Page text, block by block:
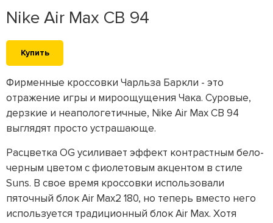
Nike Air Max CB 94
Купить
Фирменные кроссовки Чарльза Баркли - это
отражение игры и мироощущения Чака. Суровые,
дерзкие и неапологетичные, Nike Air Max CB 94
выглядят просто устрашающе.
Расцветка OG усиливает эффект контрастным бело-
черным цветом с фиолетовым акцентом в стиле
Suns. В свое время кроссовки использовали
пяточный блок Air Max2 180, но теперь вместо него
используется традиционный блок Air Max. Хотя